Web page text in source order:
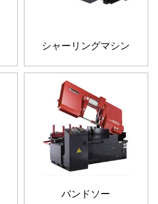
シャーリングマシン
バンドソー